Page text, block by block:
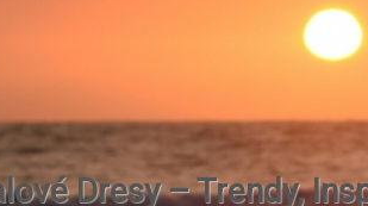
Dresy – Trendy,